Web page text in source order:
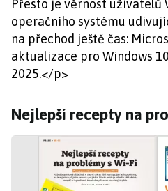
Přesto je věrnost uživatelů
operačního systému
na přechod ještě čas:
aktualizace pro Windows
2025.</p>
Nejlepší recepty na